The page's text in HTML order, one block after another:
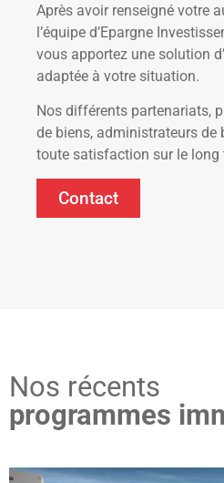
Après avoir renseigné votre
l’équipe d’Epargne
vous apportez une solution
adaptée à votre situation.
Nos différents partenariats,
de biens, administrateurs de
toute satisfaction sur le long
Contact
Nos récents
programmes